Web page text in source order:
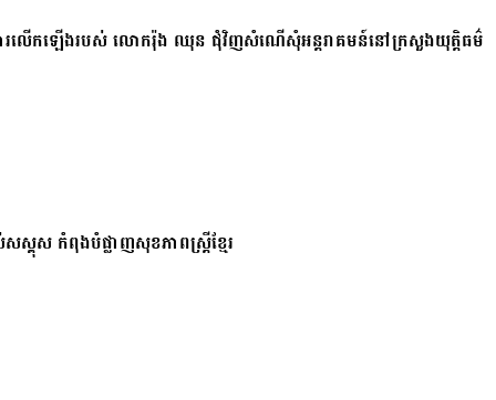
រលើកឡើងរបស់ លោករ៉ុង ឈុន ជុំវិញសំណើសុំអន្តរាគមន៍នៅក្រសួងយុត្តិធម៌
គុស កំពុងបំផ្លាញសុខភាពស្ត្រីខ្មែរ